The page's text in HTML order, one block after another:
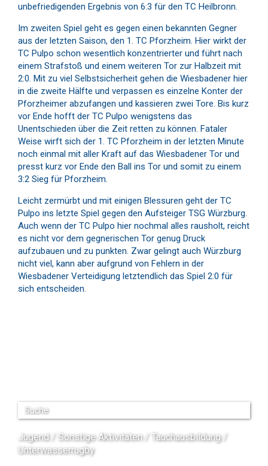
unbefriedigenden Ergebnis von 6:3 für den TC Heilbronn.
Im zweiten Spiel geht es gegen einen bekannten Gegner
aus der letzten Saison, den 1. TC Pforzheim. Hier wirkt der
TC Pulpo schon wesentlich konzentrierter und führt nach
einem Strafstoß und einem weiteren Tor zur Halbzeit mit
2:0. Mit zu viel Selbstsicherheit gehen die Wiesbadener hier
in die zweite Hälfte und verpassen es einzelne Konter der
Pforzheimer abzufangen und kassieren zwei Tore. Bis kurz
vor Ende hofft der TC Pulpo wenigstens das
Unentschieden über die Zeit retten zu können. Fataler
Weise wirft sich der 1. TC Pforzheim in der letzten Minute
noch einmal mit aller Kraft auf das Wiesbadener Tor und
presst kurz vor Ende den Ball ins Tor und somit zu einem
3:2 Sieg für Pforzheim.
Leicht zermürbt und mit einigen Blessuren geht der TC
Pulpo ins letzte Spiel gegen den Aufsteiger TSG Würzburg.
Auch wenn der TC Pulpo hier nochmal alles rausholt, reicht
es nicht vor dem gegnerischen Tor genug Druck
aufzubauen und zu punkten. Zwar gelingt auch Würzburg
nicht viel, kann aber aufgrund von Fehlern in der
Wiesbadener Verteidigung letztendlich das Spiel 2:0 für
sich entscheiden.
Jugend Sonstige Aktivitäten
Tauchausbildung
Unterwasserrugby